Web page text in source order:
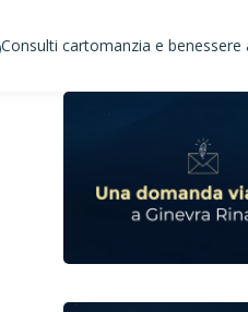
Consulti cartomanzia e benessere